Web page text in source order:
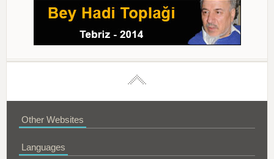
Other Websites
Languages